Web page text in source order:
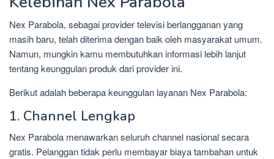
Nex Parabola, sebagai provider televisi berlangganan yang
masih baru, telah diterima dengan baik oleh masyarakat umum.
Namun, mungkin kamu membutuhkan informasi lebih lanjut
tentang keunggulan produk dari provider ini.
Berikut adalah beberapa keunggulan layanan Nex Parabola:
1. Channel Lengkap
Nex Parabola menawarkan seluruh channel nasional secara
gratis. Pelanggan tidak perlu membayar biaya tambahan untuk